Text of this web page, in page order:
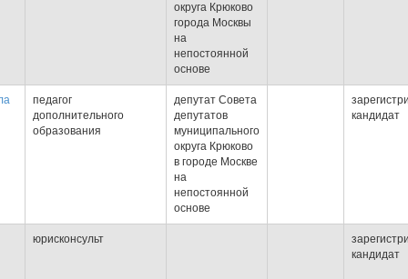
округа Крюково
города Москвы
на
непостоянной
основе
педагог
дополнительного
образования
депутат Совета
депутатов
муниципального
округа Крюково
в городе Москве
на
непостоянной
основе
кандидат
юрисконсульт
кандидат